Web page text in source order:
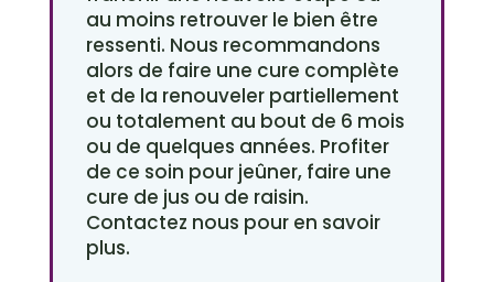
au moins retrouver le bien être
ressenti. Nous recommandons
alors de faire une cure complète
et de la renouveler partiellement
ou totalement au bout de 6 mois
ou de quelques années. Profiter
de ce soin pour jeûner, faire une
cure de jus ou de raisin.
Contactez nous pour en savoir
plus.